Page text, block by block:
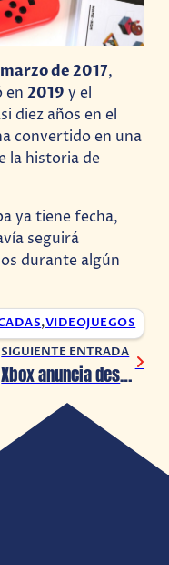
marzo de 2017,
en2019 y el
diez años en el
convertido en una
la historia de
ya tiene fecha,
seguirá
durante algún
,VIDEOJUEGOS
SIGUIENTE ENTRADA
Xbox anuncia despidos masivos y cierre de estudios